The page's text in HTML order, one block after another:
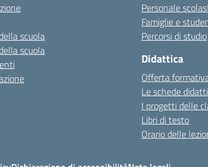
scuola
scuola
Personale
Famiglie e
Percorsi di studio
Didattica
Offerta
Le schede
I progetti delle
Libri di testo
Orario delle